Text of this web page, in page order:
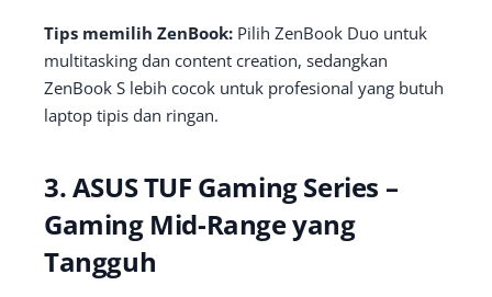
Tips memilih ZenBook: Pilih ZenBook Duo untuk
multitasking dan content creation, sedangkan
ZenBook S lebih cocok untuk profesional yang butuh
laptop tipis dan ringan.
3. ASUS TUF Gaming Series –
Gaming Mid-Range yang
Tangguh